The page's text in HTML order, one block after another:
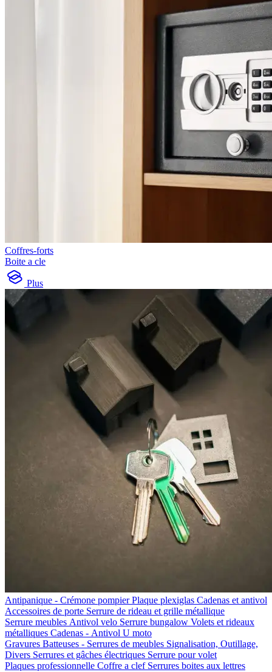
Coffres-forts
Boite a cle
Plus
Antipanique - Crémone pompierPlaque plexiglas Cadenas et antivol
Accessoires de porte Serrure de rideau et grille métallique
Serrure meubles Antivol velo Serrure bungalow Volets et rideaux
métalliques Cadenas - Antivol U moto
Gravures Batteuses - Serrures de meubles Signalisation, Outillage,
Divers Serrures et gâches électriques Serrure pour volet
Plaques professionnelle Coffre a clef Serrures boites aux lettres